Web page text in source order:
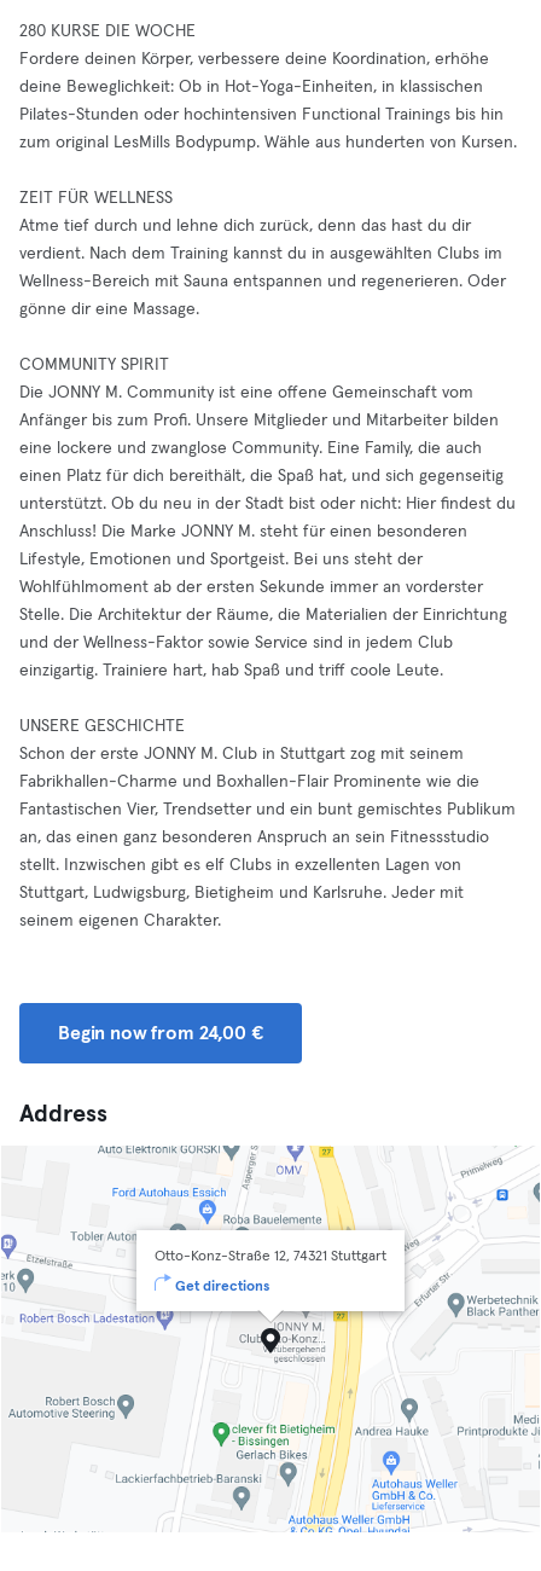
280 KURSE DIE WOCHE
Fordere deinen Körper, verbessere deine Koordination, erhöhe
deine Beweglichkeit: Ob in Hot-Yoga-Einheiten, in klassischen
Pilates-Stunden oder hochintensiven Functional Trainings bis hin
zum original LesMills Bodypump. Wähle aus hunderten von Kursen.
ZEIT FÜR WELLNESS
Atme tief durch und lehne dich zurück, denn das hast du dir
verdient. Nach dem Training kannst du in ausgewählten Clubs im
Wellness-Bereich mit Sauna entspannen und regenerieren. Oder
gönne dir eine Massage.
COMMUNITY SPIRIT
Die JONNY M. Community ist eine offene Gemeinschaft vom
Anfänger bis zum Profi. Unsere Mitglieder und Mitarbeiter bilden
eine lockere und zwanglose Community. Eine Family, die auch
einen Platz für dich bereithält, die Spaß hat, und sich gegenseitig
unterstützt. Ob du neu in der Stadt bist oder nicht: Hier findest du
Anschluss! Die Marke JONNY M. steht für einen besonderen
Lifestyle, Emotionen und Sportgeist. Bei uns steht der
Wohlfühlmoment ab der ersten Sekunde immer an vorderster
Stelle. Die Architektur der Räume, die Materialien der Einrichtung
und der Wellness-Faktor sowie Service sind in jedem Club
einzigartig. Trainiere hart, hab Spaß und triff coole Leute.
UNSERE GESCHICHTE
Schon der erste JONNY M. Club in Stuttgart zog mit seinem
Fabrikhallen-Charme und Boxhallen-Flair Prominente wie die
Fantastischen Vier, Trendsetter und ein bunt gemischtes Publikum
an, das einen ganz besonderen Anspruch an sein Fitnessstudio
stellt. Inzwischen gibt es elf Clubs in exzellenten Lagen von
Stuttgart, Ludwigsburg, Bietigheim und Karlsruhe. Jeder mit
seinem eigenen Charakter.
Begin now from 24,00 €
Address
Otto-Konz-Straße 12, 74321 Stuttgart
Get directions